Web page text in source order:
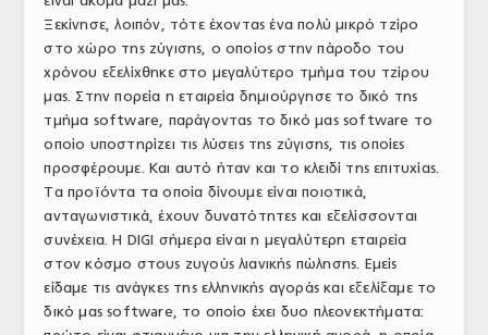
Ξεκίνησε, λοιπόν, τότε έχοντας ένα πολύ μικρό τζίρο
στο χώρο της ζύγισης, ο οποίος στην πάροδο του
χρόνου εξελίχθηκε στο μεγαλύτερο τμήμα του τζίρου
μας. Στην πορεία η εταιρεία δημιούργησε το δικό της
τμήμα software, παράγοντας το δικό μας software το
οποίο υποστηρίζει τις λύσεις της ζύγισης, τις οποίες
προσφέρουμε. Και αυτό ήταν και το κλειδί της επιτυχίας.
Τα προϊόντα τα οποία δίνουμε είναι ποιοτικά,
ανταγωνιστικά, έχουν δυνατότητες και εξελίσσονται
συνέχεια. Η DIGI σήμερα είναι η μεγαλύτερη εταιρεία
στον κόσμο στους ζυγούς λιανικής πώλησης. Εμείς
είδαμε τις ανάγκες της ελληνικής αγοράς και εξελίξαμε το
δικό μας software, το οποίο έχει δυο πλεονεκτήματα: